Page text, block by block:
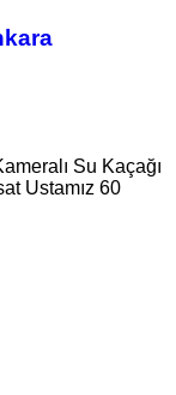
Su Kaçağı
Ustamız 60